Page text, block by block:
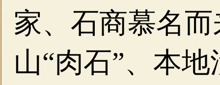
家、石商慕名
山“肉石”、本